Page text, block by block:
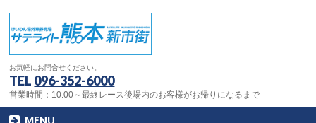
お気軽にお問合せください。
TEL 096-352-6000
営業時間：10:00～最終レース後場内のお客様がお帰りになるまで
MENU